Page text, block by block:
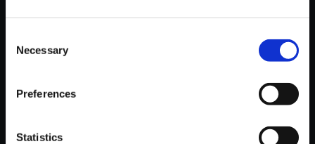
Selection
Necessary
Preferences
Statistics